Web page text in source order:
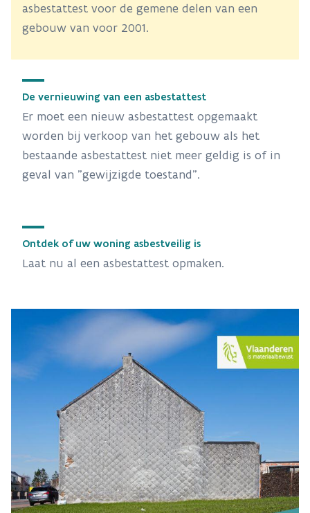
asbestattest voor de gemene delen van een
gebouw van voor 2001.
De vernieuwing van een asbestattest
Er moet een nieuw asbestattest opgemaakt
worden bij verkoop van het gebouw als het
bestaande asbestattest niet meer geldig is of in
geval van "gewijzigde toestand".
Ontdek of uw woning asbestveilig is
Laat nu al een asbestattest opmaken.